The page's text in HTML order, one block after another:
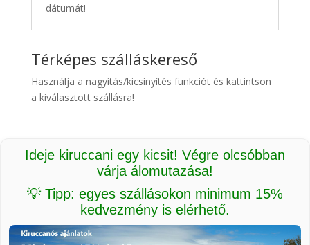
dátumát!
Térképes szálláskereső
Használja a nagyítás/kicsinyítés funkciót és kattintson
a kiválasztott szállásra!
Ideje kiruccani egy kicsit! Végre olcsóbban
várja álomutazása!
💡 Tipp: egyes szállásokon minimum 15%
kedvezmény is elérhető.